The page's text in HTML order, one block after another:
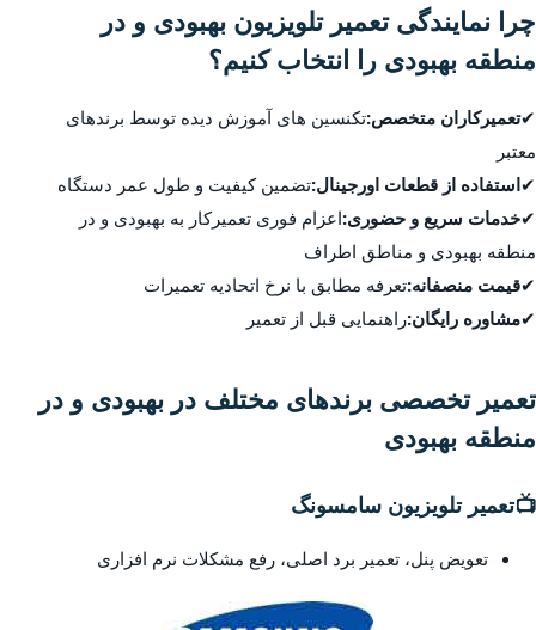
چرا نمایندگی تعمیر تلویزیون بهبودی و در
منطقه بهبودی را انتخاب کنیم؟
✔تعمیرکاران متخصص:تکنسین های آموزش دیده توسط برندهای
معتبر
✔استفاده از قطعات اورجینال:تضمین کیفیت و طول عمر دستگاه
✔خدمات سریع و حضوری:اعزام فوری تعمیرکار به بهبودی و در
منطقه بهبودی و مناطق اطراف
✔قیمت منصفانه:تعرفه مطابق با نرخ اتحادیه تعمیرات
✔مشاوره رایگان:راهنمایی قبل از تعمیر
تعمیر تخصصی برندهای مختلف در بهبودی و در
منطقه بهبودی
📺تعمیر تلویزیون سامسونگ
تعویض پنل، تعمیر برد اصلی، رفع مشکلات نرم افزاری